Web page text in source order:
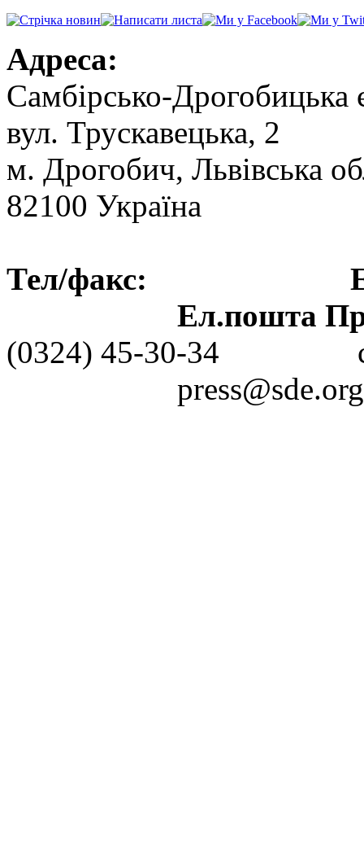
Адреса:
Самбірсько-Дрогобицька
вул. Трускавецька, 2
м. Дрогобич, Львівська
82100 Україна
Тел/факс:
Ел.пошта
(0324) 45-30-